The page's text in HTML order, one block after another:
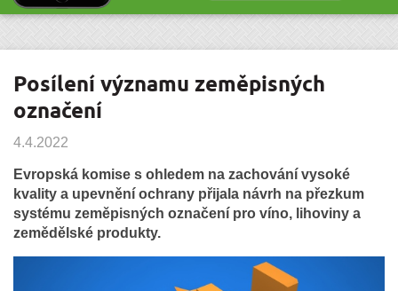
Posílení významu zeměpisných
označení
4.4.2022
Evropská komise s ohledem na zachování vysoké
kvality a upevnění ochrany přijala návrh na přezkum
systému zeměpisných označení pro víno, lihoviny a
zemědělské produkty.